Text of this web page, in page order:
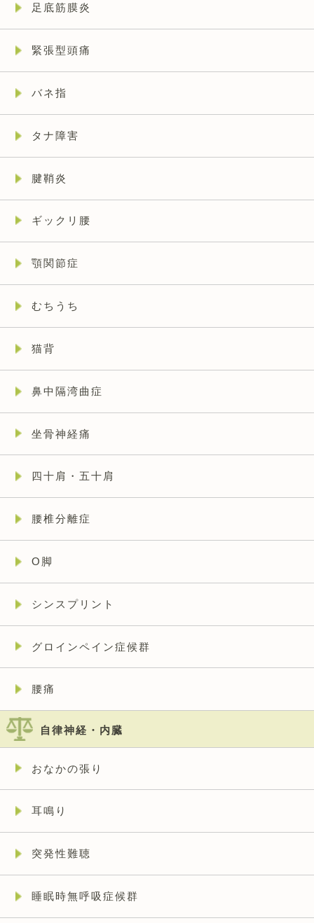
足底筋膜炎
緊張型頭痛
バネ指
タナ障害
腱鞘炎
ギックリ腰
顎関節症
むちうち
猫背
鼻中隔湾曲症
坐骨神経痛
四十肩・五十肩
腰椎分離症
O脚
シンスプリント
グロインペイン症候群
腰痛
自律神経・内臓
おなかの張り
耳鳴り
突発性難聴
睡眠時無呼吸症候群